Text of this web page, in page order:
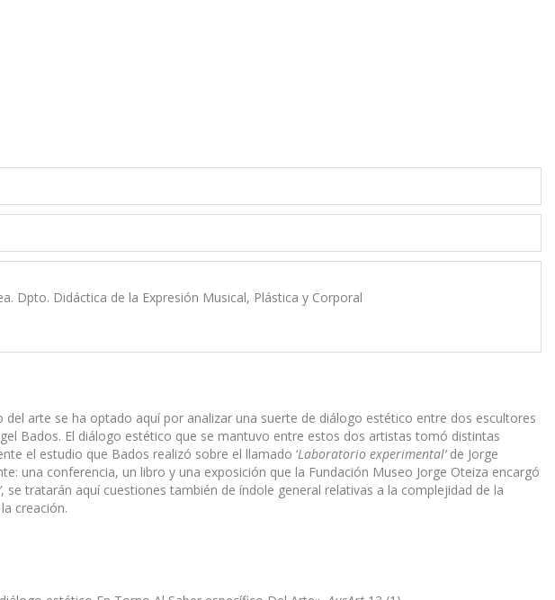
Dpto. Didáctica de la Expresión Musical, Plástica y Corporal
arte se ha optado aquí por analizar una suerte de diálogo estético entre dos escultores
Bados. El diálogo estético que se mantuvo entre estos dos artistas tomó distintas
el estudio que Bados realizó sobre el llamado ‘Laboratorio experimental’de Jorge
una conferencia, un libro y una exposición que la Fundación Museo Jorge Oteiza encargó
, se tratarán aquí cuestiones también de índole general relativas a la complejidad de la
creación.